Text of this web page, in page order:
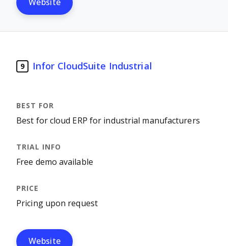
Website
9 Infor CloudSuite Industrial
Best for cloud ERP for industrial manufacturers
Free demo available
Pricing upon request
Website